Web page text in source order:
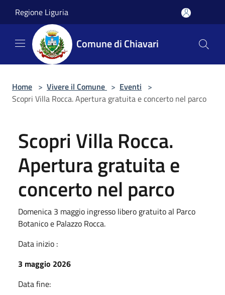
Regione Liguria
Comune di Chiavari
Home > Vivere il Comune > Eventi >
Scopri Villa Rocca. Apertura gratuita e concerto nel parco
Scopri Villa Rocca.
Apertura gratuita e
concerto nel parco
Domenica 3 maggio ingresso libero gratuito al Parco
Botanico e Palazzo Rocca.
Data inizio :
3 maggio 2026
Data fine: